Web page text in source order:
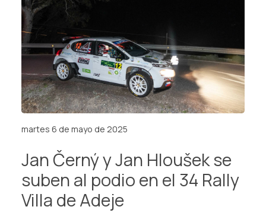
martes 6 de mayo de 2025
Jan Černý y Jan Hloušek se
suben al podio en el 34 Rally
Villa de Adeje